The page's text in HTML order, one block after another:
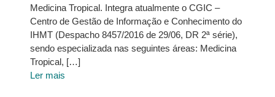
Medicina Tropical. Integra atualmente o CGIC –
Centro de Gestão de Informação e Conhecimento do
IHMT (Despacho 8457/2016 de 29/06, DR 2ª série),
sendo especializada nas seguintes áreas: Medicina
Tropical, […]
Ler mais